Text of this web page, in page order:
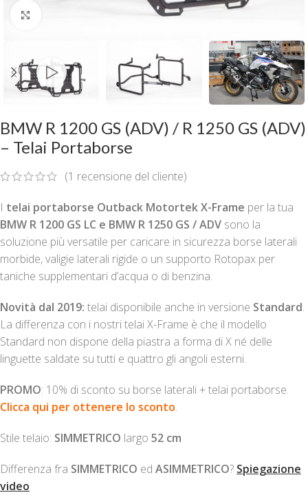
BMW R 1200 GS (ADV) / R 1250 GS (ADV)
– Telai Portaborse
(1 recensione del cliente)
I telai portaborse Outback Motortek X-Frame per la tua
BMW R 1200 GS LC e BMW R 1250 GS / ADV sono la
soluzione più versatile per caricare in sicurezza borse laterali
morbide, valigie laterali rigide o un supporto Rotopax per
taniche supplementari d’acqua o di benzina.
Novità dal 2019: telai disponibile anche in versione Standard.
La differenza con i nostri telai X-Frame è che il modello
Standard non dispone della piastra a forma di X né delle
linguette saldate su tutti e quattro gli angoli esterni.
PROMO: 10% di sconto su borse laterali + telai portaborse.
Clicca qui per ottenere lo sconto.
Stile telaio: SIMMETRICO largo 52 cm
Differenza fra SIMMETRICO ed ASIMMETRICO? Spiegazione
video